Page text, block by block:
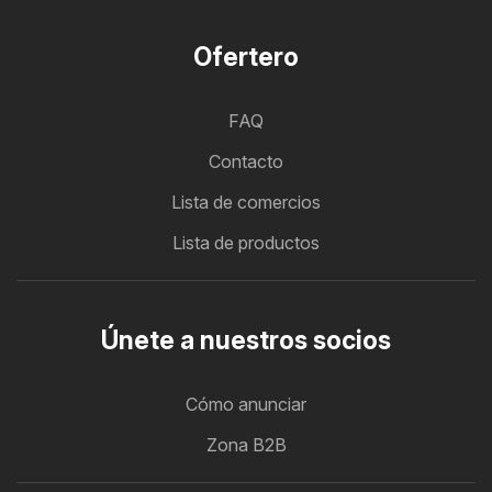
Ofertero
FAQ
Contacto
Lista de comercios
Lista de productos
Únete a nuestros socios
Cómo anunciar
Zona B2B